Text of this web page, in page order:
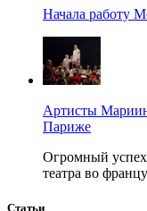
Начала работу
Артисты
Париже
Огромный
театра во
Статьи